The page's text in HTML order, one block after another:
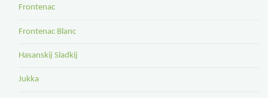
Frontenac
Frontenac Blanc
Hasanskij Sladkij
Jukka